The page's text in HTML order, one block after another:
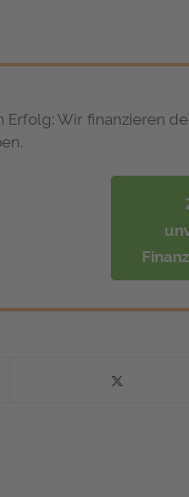
Wir finanzieren